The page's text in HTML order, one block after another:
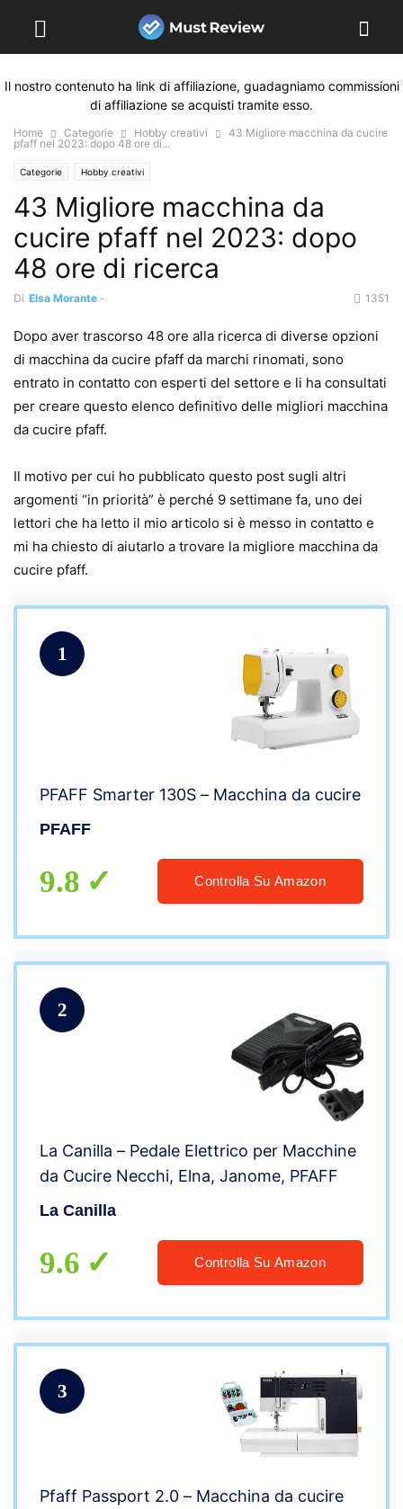
Il nostro contenuto ha link di affiliazione, guadagniamo commissioni
di affiliazione se acquisti tramite esso.
Home Categorie Hobby creativi
43 Migliore macchina da cucire
pfaff nel 2023: dopo 48 ore di...
Categorie Hobby creativi
43 Migliore macchina da
cucire pfaff nel 2023: dopo
48 ore di ricerca
Di Elsa Morante - 1351
Dopo aver trascorso 48 ore alla ricerca di diverse opzioni
di macchina da cucire pfaff da marchi rinomati, sono
entrato in contatto con esperti del settore e li ha consultati
per creare questo elenco definitivo delle migliori macchina
da cucire pfaff.
Il motivo per cui ho pubblicato questo post sugli altri
argomenti “in priorità” è perché 9 settimane fa, uno dei
lettori che ha letto il mio articolo si è messo in contatto e
mi ha chiesto di aiutarlo a trovare la migliore macchina da
cucire pfaff.
1
PFAFF Smarter 130S – Macchina da cucire
PFAFF
9.8 Controlla Su Amazon
2
La Canilla – Pedale Elettrico per Macchine
da Cucire Necchi, Elna, Janome, PFAFF
La Canilla
9.6 Controlla Su Amazon
3
Pfaff Passport 2.0 – Macchina da cucire